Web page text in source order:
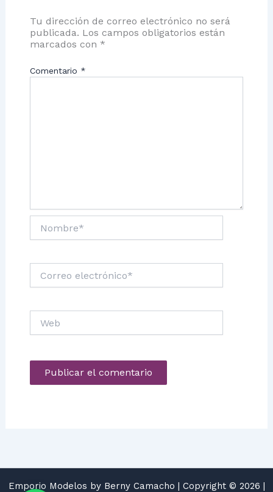
Tu dirección de correo electrónico no será
publicada. Los campos obligatorios están
marcados con *
Comentario *
electrónico*
Emporio Modelos by Berny Camacho | Copyright © 2026 |